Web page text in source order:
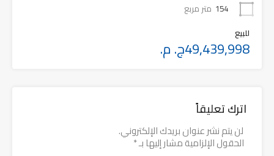
154 متر مربع
للبيع
49,439,998ج. م.
اترك تعليقاً
لن يتم نشر عنوان بريدك الإلكتروني.
الحقول الإلزامية مشار إليها بـ*